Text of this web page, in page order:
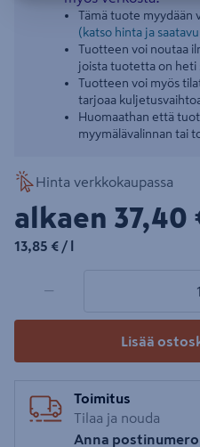
Tämä tuote myydään
(katso hinta ja
Tuotteen voi noutaa
joista tuotetta on heti
Tuotteen voi myös
tarjoaa
Huomaathan että
myymälävalinnan tai
Hinta verkkokaupassa
alkaen 37,40
13,85€/l
13,85 € / l
−
Lisää
Toimitus
Tilaa ja nouda
Anna